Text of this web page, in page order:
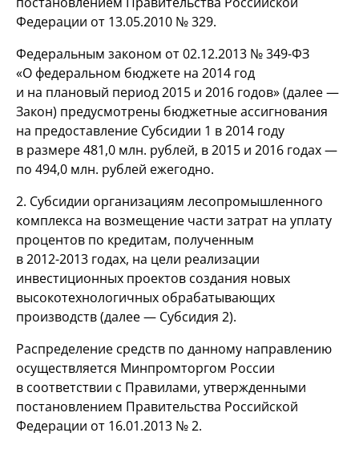
Федерации от 13.05.2010 № 329.
Федеральным законом от 02.12.2013 №349-ФЗ
«О федеральном бюджете на 2014 год
и на плановый период 2015 и 2016 годов» (далее —
Закон) предусмотрены бюджетные ассигнования
на предоставление Субсидии 1 в 2014 году
в размере 481,0 млн. рублей, в 2015 и 2016 годах —
по 494,0 млн. рублей ежегодно.
2. Субсидии организациям лесопромышленного
комплекса на возмещение части затрат на уплату
процентов по кредитам, полученным
в2012-2013 годах, на цели реализации
инвестиционных проектов создания новых
высокотехнологичных обрабатывающих
производств (далее — Субсидия 2).
Распределение средств по данному направлению
осуществляется Минпромторгом России
в соответствии с Правилами, утвержденными
постановлением Правительства Российской
Федерации от 16.01.2013 № 2.